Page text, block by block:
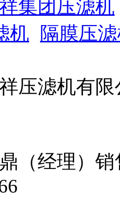
集团压滤机
机
隔膜压
压滤机有
（经理）销